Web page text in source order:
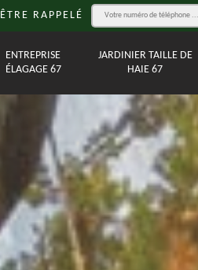
ÊTRE RAPPELÉ
ENTREPRISE
ÉLAGAGE 67
JARDINIER TAILLE DE
HAIE 67